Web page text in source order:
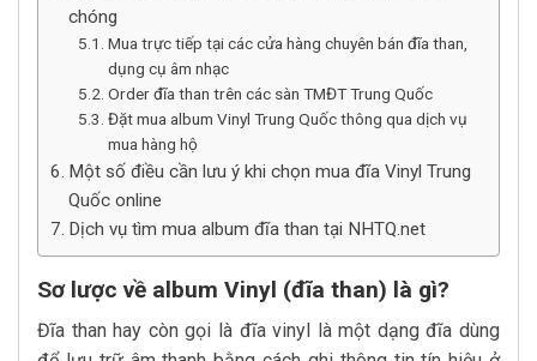
chóng
Mua trực tiếp tại các cửa hàng chuyên bán đĩa than,
dụng cụ âm nhạc
Order đĩa than trên các sàn TMĐT Trung Quốc
Đặt mua album Vinyl Trung Quốc thông qua dịch vụ
mua hàng hộ
Một số điều cần lưu ý khi chọn mua đĩa Vinyl Trung
Quốc online
Dịch vụ tìm mua album đĩa than tại NHTQ.net
Sơ lược về album Vinyl (đĩa than) là gì?
Đĩa than hay còn gọi là đĩa vinyl là một dạng đĩa dùng